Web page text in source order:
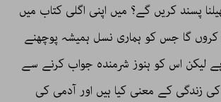
پسند کریں گے؟ میں اپنی اگلی کتاب میں
کروں گا جس کو ہماری نسل ہمیشہ پوچھنے
لیکن اس کو ہنوز شرمندہ جواب کرنے سے
زندگی کے معنی کیا ہیں اور آدمی کی